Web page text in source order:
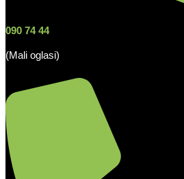
090 74 44
(Mali oglasi)